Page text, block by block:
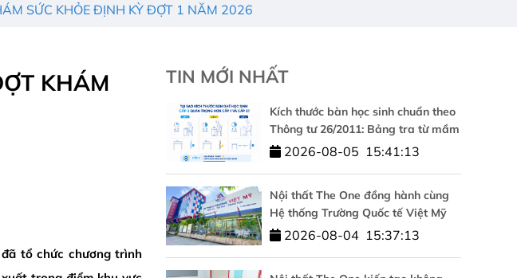
SỨC KHỎE ĐỊNH KỲ ĐỢT 1 NĂM 2026
KHÁM
tổ chức chương trình
TIN MỚI NHẤT
Kích thước bàn học sinh chuẩn theo
Thông tư 26/2011: Bảng tra từ mầm
non đến cấp 3
2026-08-05 15:41:13
Nội thất The One đồng hành cùng
Hệ thống Trường Quốc tế Việt Mỹ
kiến tạo không gian học tập chuẩn
2026-08-04 15:37:13